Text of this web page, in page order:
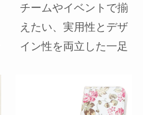
チームやイベントで揃
えたい、実用性とデザ
イン性を両立した一足